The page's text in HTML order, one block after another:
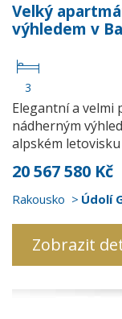
Velký
výhledem v
3
Elegantní a
nádherným
alpském letovisku
20 567 580 Kč
Rakousko Údolí
Zobrazit